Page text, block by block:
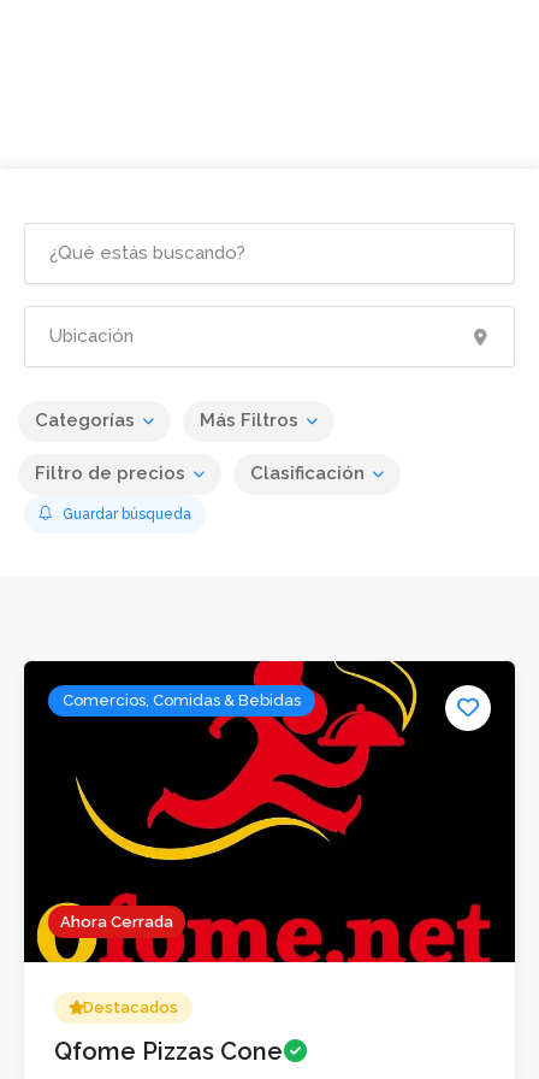
Categorías Más Filtros
Filtro de precios Clasificación
Guardar búsqueda
Ahora Cerrada
Comercios, Comidas & Bebidas
Destacados
Qfome Pizzas Cone